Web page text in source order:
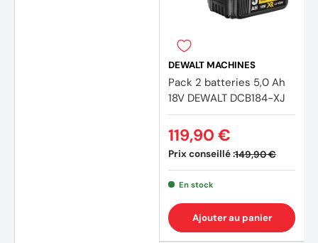
DEWALT MACHINES
Pack 2 batteries 5,0 Ah
18V DEWALT DCB184-XJ
Prix conseillé :149,90 €
119,90 €
En stock
Ajouter au panier